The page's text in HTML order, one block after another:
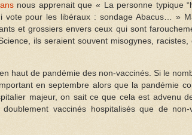
nous apprenait que « La personne typique
vote pour les libéraux : sondage Abacus… »
et grossiers envers ceux qui sont
ils seraient souvent misogynes, racistes,
haut de pandémie des non-vaccinés. Si le
en septembre alors que la pandémie
majeur, on sait ce que cela est advenu
vaccinés hospitalisés que de non-